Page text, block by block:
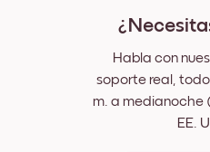
Habla con
soporte real,
m. a medianoche
EE.